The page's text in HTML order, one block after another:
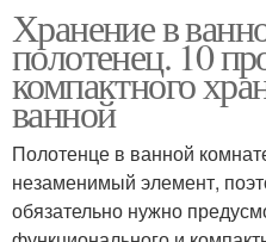
Хранение в
полотенец. 10
компактного
ванной
Полотенце в ванной
незаменимый элемент,
обязательно нужно